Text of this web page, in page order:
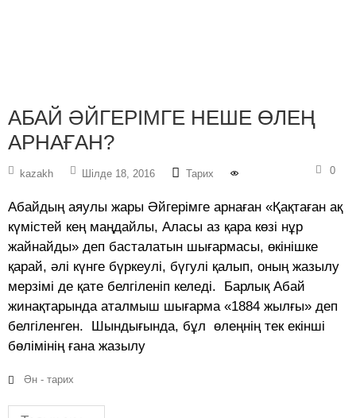
АБАЙ ӘЙГЕРІМГЕ НЕШЕ ӨЛЕҢ
АРНАҒАН?
kazakh Шілде 18, 2016 Тарих 0
Абайдың аяулы жары Әйгерімге арнаған «Қақтаған ақ
күмістей кең маңдайлы, Аласы аз қара көзі нұр
жайнайды» деп басталатын шығармасы, өкінішке
қарай, әлі күнге бүркеулі, бүгулі қалып, оның жазылу
мерзімі де қате белгіленіп келеді. Барлық Абай
жинақтарында аталмыш шығарма «1884 жылғы» деп
белгіленген. Шындығында, бұл өлеңнің тек екінші
бөлімінің ғана жазылу
Ән - тарих